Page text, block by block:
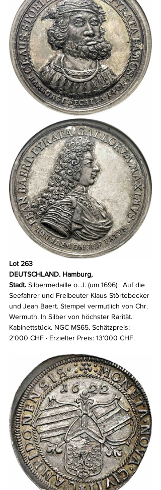
Lot 263
DEUTSCHLAND. Hamburg,
Stadt. Silbermedaille o. J. (um 1696).  Auf die
Seefahrer und Freibeuter Klaus Störtebecker
und Jean Baert. Stempel vermutlich von Chr.
Wermuth. In Silber von höchster Rarität.
Kabinettstück. NGC MS65. Schätzpreis:
2’000 CHF · Erzielter Preis: 13‘000 CHF.